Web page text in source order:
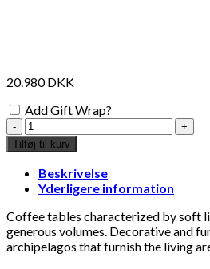
20.980DKK
Add Gift Wrap?
Mogg
x
DAINELLI
STUDIO
-
BILBAO
rectangluar
coffee
table
Tilføj til kurv
Beskrivelse
Yderligere information
Coffee tables characterized by soft
generous volumes. Decorative and
archipelagos that furnish the living